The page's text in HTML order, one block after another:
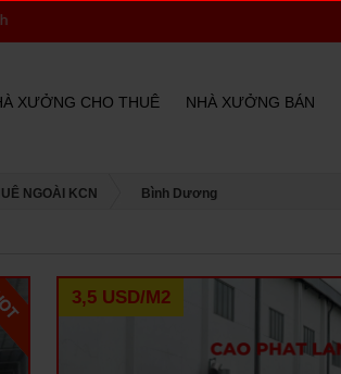
XƯỞNG CHO THUÊ NHÀ XƯỞNG BÁN
NGOÀI KCN Bình Dương
3,5 USD/M2